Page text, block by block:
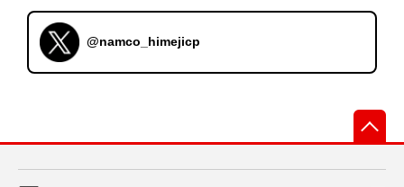
@namco_himejicp